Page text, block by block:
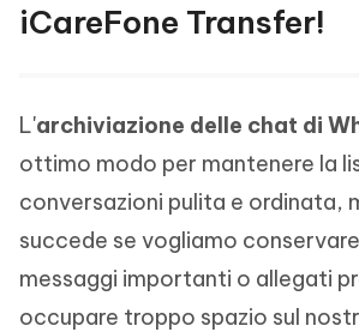
iCareFone Transfer!
L'archiviazione delle chat di
ottimo modo per mantenere la
conversazioni pulita e ordinata,
succede se vogliamo
messaggi importanti o allegati
occupare troppo spazio sul